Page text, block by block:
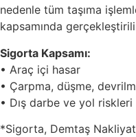
nedenle tüm taşıma
kapsamında
Sigorta Kapsamı:
• Araç içi hasar
• Çarpma, düşme,
• Dış darbe ve yol riskleri
*Sigorta, Demtaş